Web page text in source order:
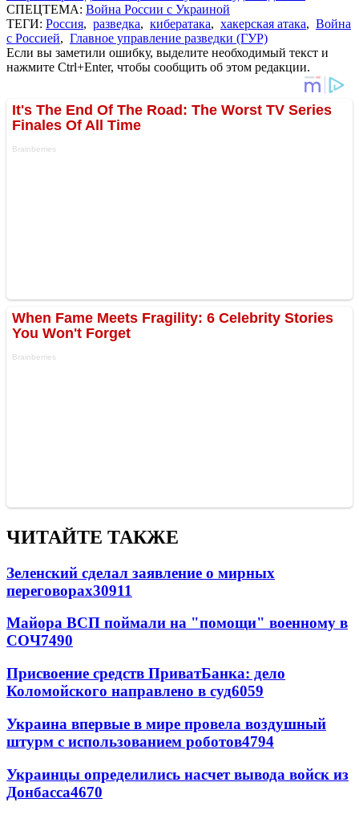
СПЕЦТЕМА: Война России с Украиной
ТЕГИ: Россия, разведка, кибератака, хакерская атака, Война
с Россией, Главное управление разведки (ГУР)
Если вы заметили ошибку, выделите необходимый текст и
нажмите Ctrl+Enter, чтобы сообщить об этом редакции.
ЧИТАЙТЕ ТАКЖЕ
Зеленский сделал заявление о мирных
переговорах30911
Майора ВСП поймали на "помощи" военному в
СОЧ7490
Присвоение средств ПриватБанка: дело
Коломойского направлено в суд6059
Украина впервые в мире провела воздушный
штурм с использованием роботов4794
Украинцы определились насчет вывода войск из
Донбасса4670